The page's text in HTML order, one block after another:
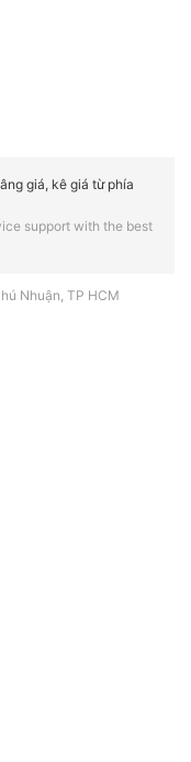
giá, kê giá từ phía
support with the best
Nhuận, TP HCM